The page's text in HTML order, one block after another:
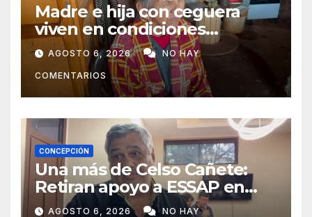
Madre e hija con ceguera
viven en condiciones
precarias y vecinos impulsan
campaña solidaria para
ayudarlas
AGOSTO 6, 2026 NO HAY
COMENTARIOS
CONCEPCIÓN
Una más de Celso Cañete:
Retiran apoyo a ESSAP en
Concepción
AGOSTO 6, 2026 NO HAY